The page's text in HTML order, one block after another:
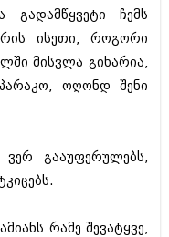
ჩემს
ისეთი, როგორი
მისვლა გიხარია,
ოღონდ შენი
გააუფერულებს,
რამე შევატყვე,